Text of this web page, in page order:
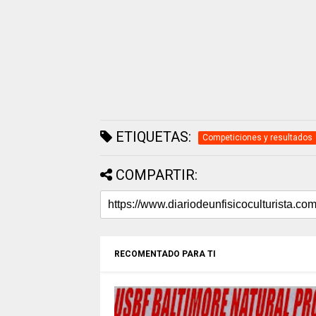
ETIQUETAS: Competiciones y resultados
COMPARTIR:
RECOMENTADO PARA TI